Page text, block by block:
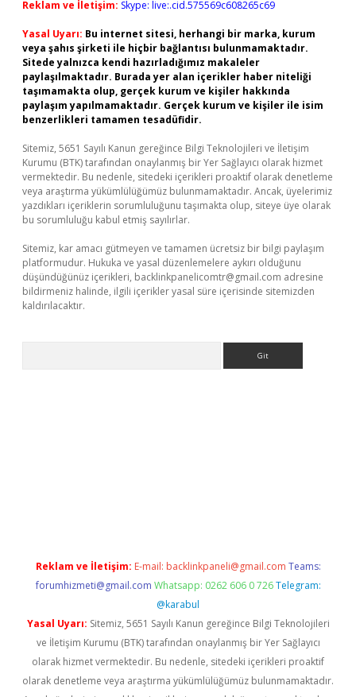
Reklam ve İletişim: Skype: live:.cid.575569c608265c69
Yasal Uyarı: Bu internet sitesi, herhangi bir marka, kurum
veya şahıs şirketi ile hiçbir bağlantısı bulunmamaktadır.
Sitede yalnızca kendi hazırladığımız makaleler
paylaşılmaktadır. Burada yer alan içerikler haber niteliği
taşımamakta olup, gerçek kurum ve kişiler hakkında
paylaşım yapılmamaktadır. Gerçek kurum ve kişiler ile isim
benzerlikleri tamamen tesadüfidir.
Sitemiz, 5651 Sayılı Kanun gereğince Bilgi Teknolojileri ve İletişim
Kurumu (BTK) tarafından onaylanmış bir Yer Sağlayıcı olarak hizmet
vermektedir. Bu nedenle, sitedeki içerikleri proaktif olarak denetleme
veya araştırma yükümlülüğümüz bulunmamaktadır. Ancak, üyelerimiz
yazdıkları içeriklerin sorumluluğunu taşımakta olup, siteye üye olarak
bu sorumluluğu kabul etmiş sayılırlar.
Sitemiz, kar amacı gütmeyen ve tamamen ücretsiz bir bilgi paylaşım
platformudur. Hukuka ve yasal düzenlemelere aykırı olduğunu
düşündüğünüz içerikleri, backlinkpanelicomtr@gmail.com adresine
bildirmeniz halinde, ilgili içerikler yasal süre içerisinde sitemizden
kaldırılacaktır.
Reklam ve İletişim: E-mail: backlinkpaneli@gmail.com Teams:
forumhizmeti@gmail.com Whatsapp: 0262 606 0 726 Telegram:
@karabul
Yasal Uyarı: Sitemiz, 5651 Sayılı Kanun gereğince Bilgi Teknolojileri
ve İletişim Kurumu (BTK) tarafından onaylanmış bir Yer Sağlayıcı
olarak hizmet vermektedir. Bu nedenle, sitedeki içerikleri proaktif
olarak denetleme veya araştırma yükümlülüğümüz bulunmamaktadır.